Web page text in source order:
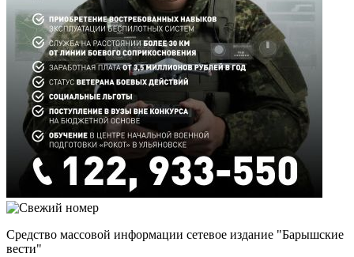
Средство массовой информации сетевое издание "Барышские
вести"